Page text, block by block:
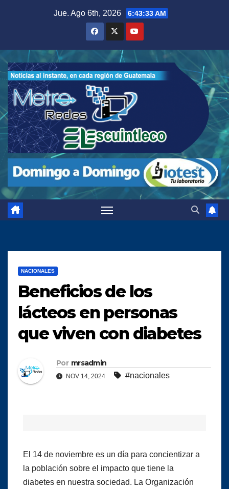
Jue. Ago 6th, 2026 6:43:34 AM
NACIONALES
Beneficios de los
lácteos en personas
que viven con diabetes
Por mrsadmin
NOV 14, 2024 #nacionales
El 14 de noviembre es un día para concientizar a
la población sobre el impacto que tiene la
diabetes en nuestra sociedad. La Organización